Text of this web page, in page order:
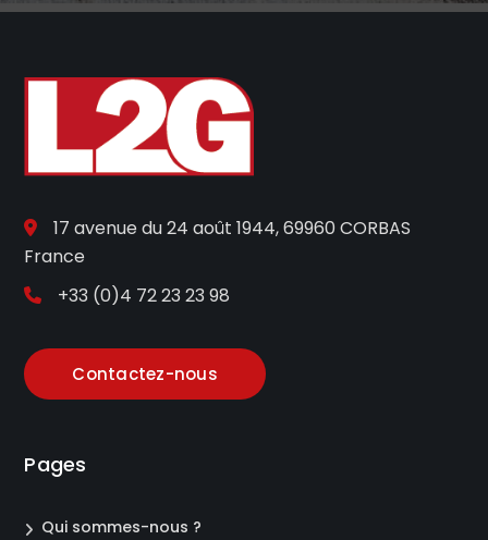
17 avenue du 24 août 1944, 69960 CORBAS
France
+33 (0)4 72 23 23 98
Contactez-nous
Pages
Qui sommes-nous ?